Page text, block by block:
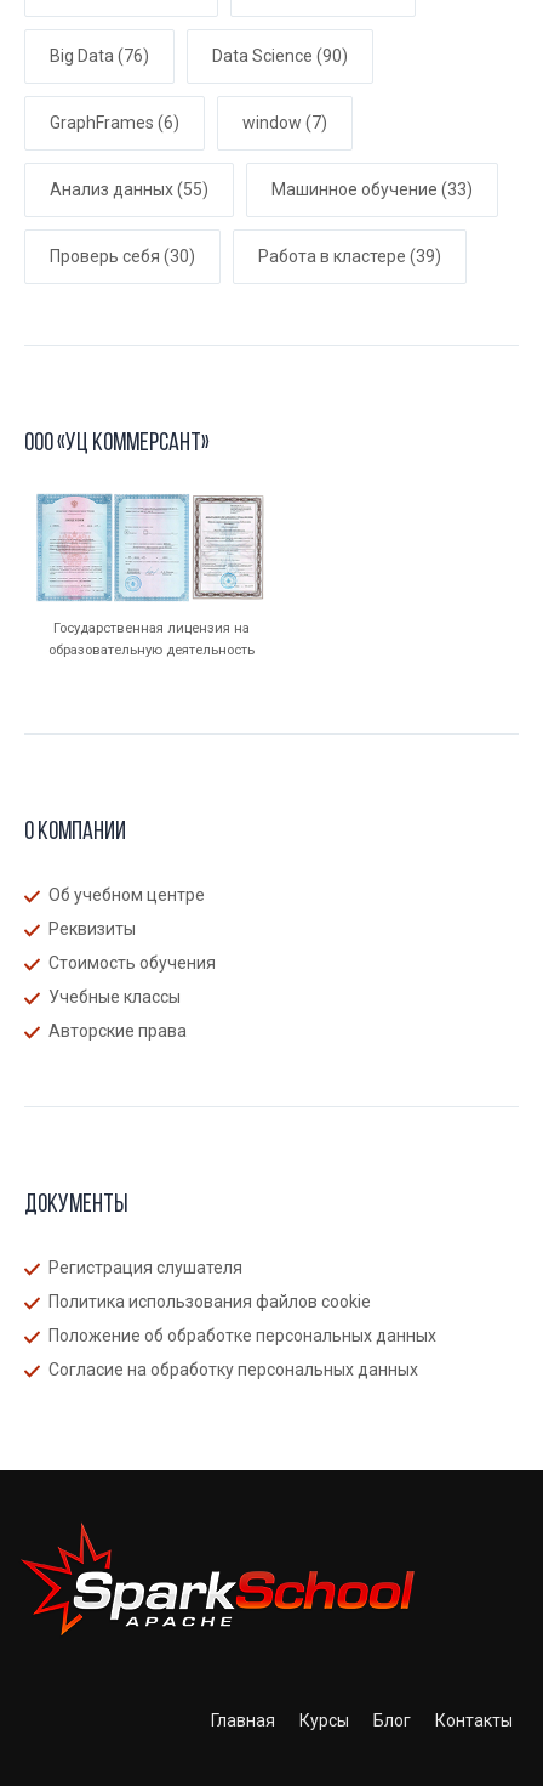
Big Data (76) Data Science (90)
GraphFrames (6) window (7)
Анализ данных(55) Машинное обучение (33)
Проверь себя (30) Работа в кластере (39)
ООО «УЦ Коммерсант»
Государственная лицензия на
образовательную деятельность
О компании
Об учебном центре
Реквизиты
Стоимость обучения
Учебные классы
Авторские права
Документы
Регистрация слушателя
Политика использования файлов cookie
Положение об обработке персональных данных
Согласие на обработку персональных данных
Главная Курсы Блог Контакты